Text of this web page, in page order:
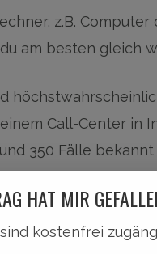
z.B.
am besten gleich
Call-Center in
350 Fälle
HAT MIR
kostenfrei